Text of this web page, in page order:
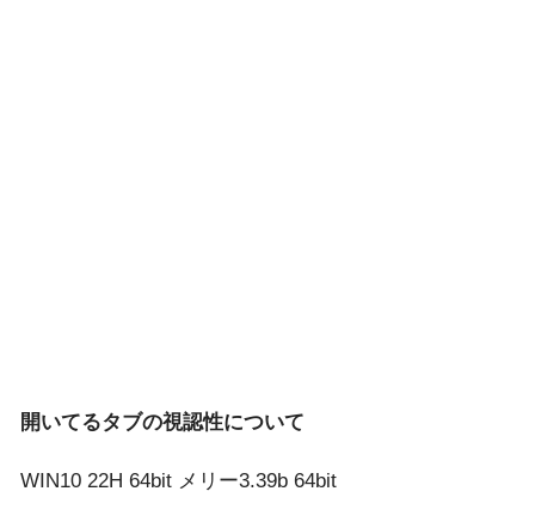
開いてるタブの視認性について
WIN10 22H 64bit メリー3.39b 64bit